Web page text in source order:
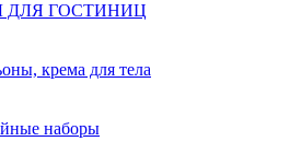
ДЛЯ ГОСТИНИЦ
крема для тела
наборы